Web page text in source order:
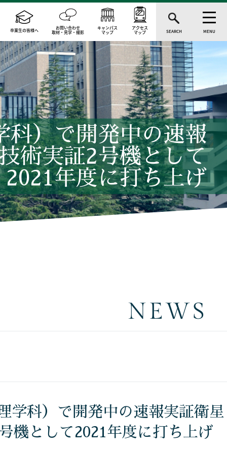
卒業生の皆様へ お問い合わせ
取材・見学・撮影
キャンパス
マップ
アクセス
マップ SEARCH MENU
科）で開発中の速報
術実証2号機として
2021年度に打ち上げ
NEWS
学科）で開発中の速報実証衛星
として2021年度に打ち上げ